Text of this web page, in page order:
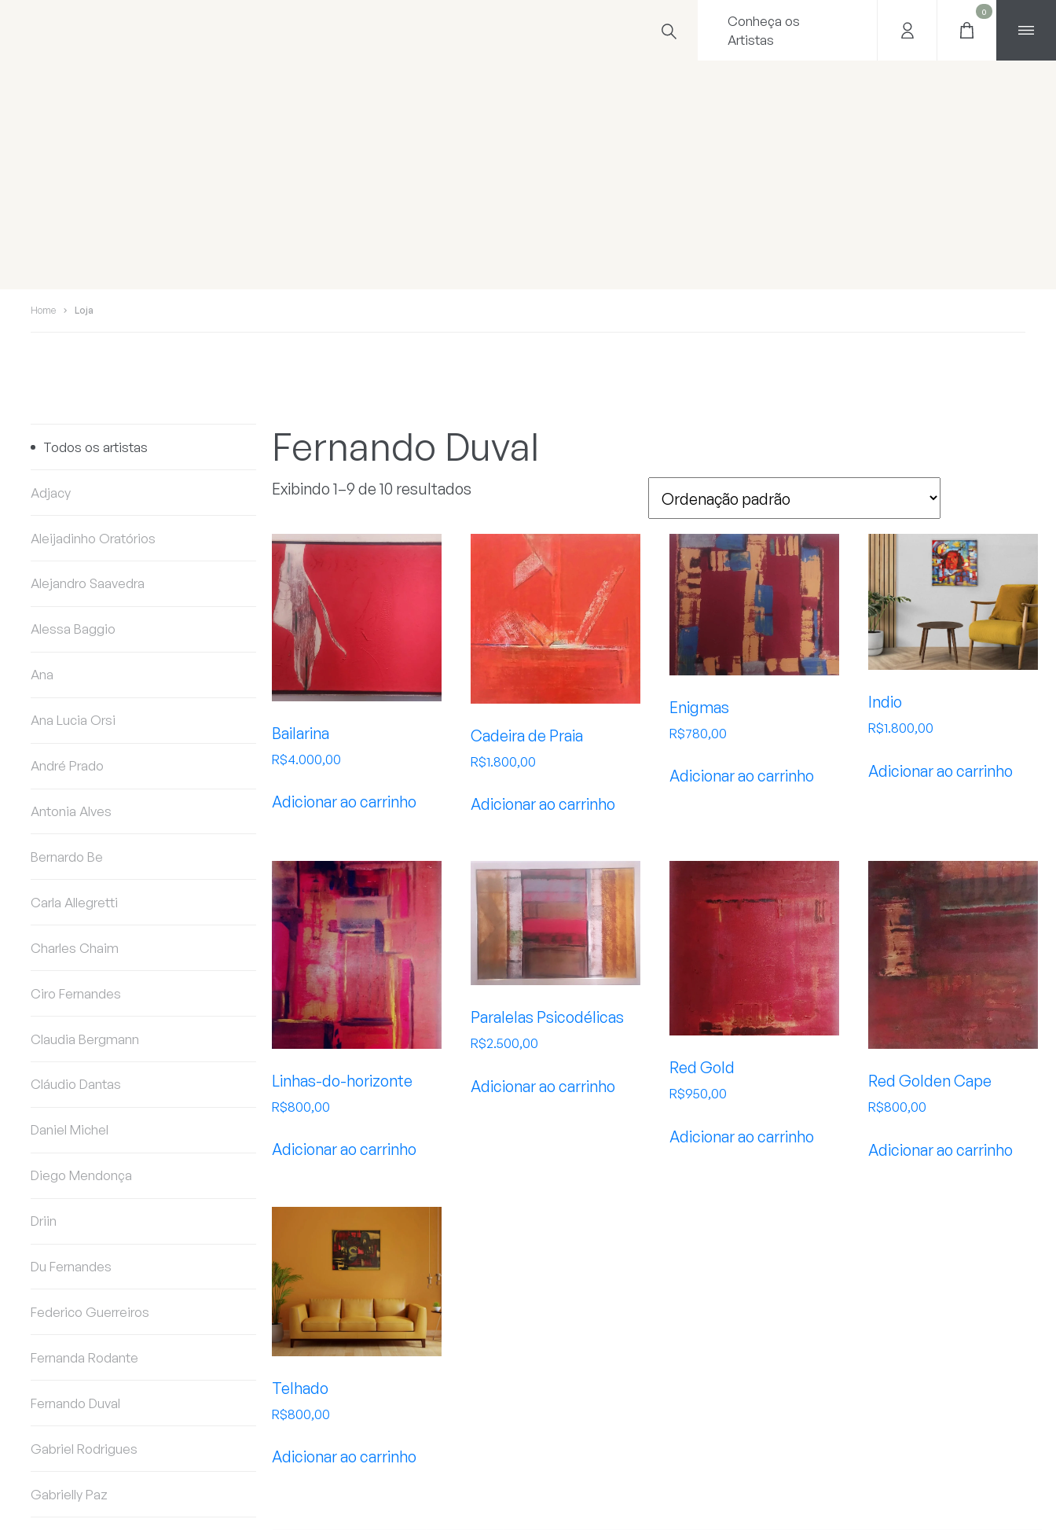
Conheça os
Artistas
0
Home Loja
Todos os artistas
Adjacy
Aleijadinho Oratórios
Alejandro Saavedra
Alessa Baggio
Ana
Ana Lucia Orsi
André Prado
Antonia Alves
Bernardo Be
Carla Allegretti
Charles Chaim
Ciro Fernandes
Claudia Bergmann
Cláudio Dantas
Daniel Michel
Diego Mendonça
Driin
Du Fernandes
Federico Guerreiros
Fernanda Rodante
Fernando Duval
Gabriel Rodrigues
Gabrielly Paz
Fernando Duval
Exibindo 1–9 de 10 resultados
Bailarina
R$4.000,00
Adicionar ao carrinho
Cadeira de Praia
R$1.800,00
Adicionar ao carrinho
Enigmas
R$780,00
Adicionar ao carrinho
Indio
R$1.800,00
Adicionar ao carrinho
Linhas-do-horizonte
R$800,00
Adicionar ao carrinho
Paralelas Psicodélicas
R$2.500,00
Adicionar ao carrinho
Red Gold
R$950,00
Adicionar ao carrinho
Red Golden Cape
R$800,00
Adicionar ao carrinho
Telhado
R$800,00
Adicionar ao carrinho